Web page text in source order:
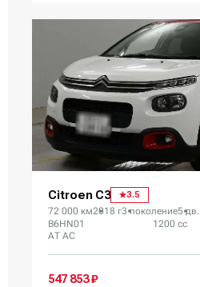
Citroen C3 3.5
72 000 км2018 г3 поколение5 дв.
B6HN01
AT AC
1200 сс
547 853 ₽